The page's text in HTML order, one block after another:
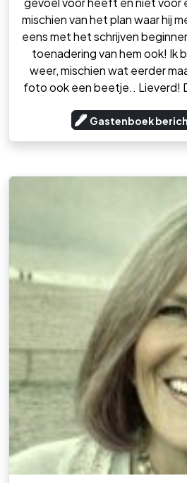
mischien van het plan waar hij
eens met het schrijven
toenadering van hem ook! Ik
weer, mischien wat eerder
foto ook een beetje.. Lieverd!
Gastenboek